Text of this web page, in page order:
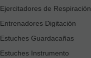
Ejercitadores de Respiración
Entrenadores Digitación
Estuches Guardacañas
Estuches Instrumento